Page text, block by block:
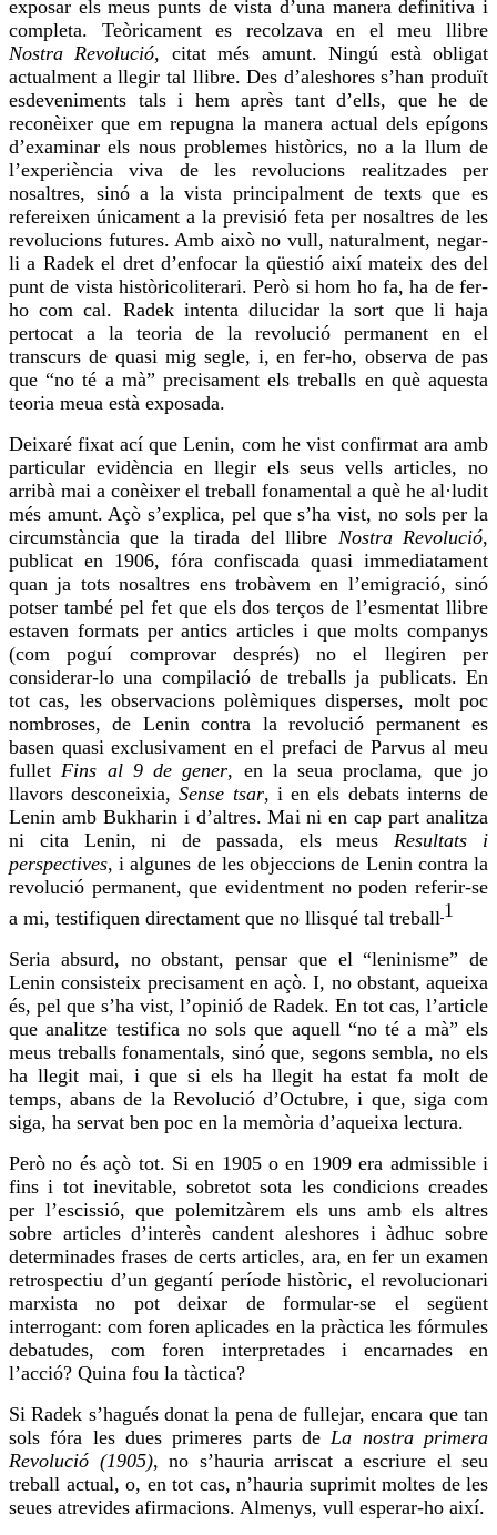
exposar els meus punts de vista d’una manera definitiva i
completa. Teòricament es recolzava en el meu llibre
Nostra Revolució, citat més amunt. Ningú està obligat
actualment a llegir tal llibre. Des d’aleshores s’han produït
esdeveniments tals i hem après tant d’ells, que he de
reconèixer que em repugna la manera actual dels epígons
d’examinar els nous problemes històrics, no a la llum de
l’experiènciaviva de les revolucions realitzades per
nosaltres, sinó a la vista principalment de texts que es
refereixen únicament a la previsió feta per nosaltres de les
revolucions futures. Amb això no vull, naturalment, negar-
li a Radek el dret d’enfocar la qüestió així mateix des del
punt de vista històricoliterari. Però si hom ho fa, ha de fer-
ho com cal. Radek intenta dilucidar la sort que li haja
pertocat a la teoria de la revolució permanent en el
transcurs de quasi mig segle, i, enfer-ho, observa de pas
que “no té a mà” precisament els treballs en què aquesta
teoria meua està exposada.
Deixaré fixat ací que Lenin, com he vist confirmat ara amb
particular evidència en llegir els seus vells articles, no
arribà mai a conèixer el treball fonamental a què he al·ludit
més amunt. Açò s’explica, pel que s’ha vist, no sols per la
circumstància que la tirada del llibre Nostra Revolució,
publicat en 1906, fóra confiscada quasi immediatament
quan ja tots nosaltres ens trobàvem en l’emigració, sinó
potser també pel fet que els dos terços de l’esmentat llibre
estaven formats per antics articles i que molts companys
(com poguí comprovar després) noel llegirenper
considerar-lo una compilació de treballs ja publicats. En
tot cas, les observacions polèmiques disperses, molt poc
nombroses, de Lenin contra la revolució permanent es
basen quasi exclusivament en el prefaci de Parvus al meu
fulletFins al 9 de gener, en la seua proclama, que jo
llavors desconeixia,Sense tsar, i en els debats interns de
Lenin amb Bukharin i d’altres. Mai ni en cap part analitza
ni citaLenin, ni de passada, els meusResultats i
perspectives, i algunes de les objeccions de Lenin contra la
revolució permanent, que evidentment no poden referir-se
a mi, testifiquen directament que no llisqué tal treball 1
Seria absurd, no obstant, pensar que el “leninisme” de
Lenin consisteix precisament en açò. I, no obstant, aqueixa
és, pel que s’ha vist, l’opinió de Radek. En tot cas, l’article
que analitze testifica no sols que aquell “no té a mà” els
meus treballs fonamentals, sinó que, segons sembla, no els
ha llegit mai, i que si els ha llegit ha estat fa molt de
temps, abans de la Revolució d’Octubre, i que, siga com
siga, ha servat ben poc en la memòria d’aqueixa lectura.
Però no és açò tot. Si en 1905 o en 1909 era admissible i
fins i tot inevitable, sobretot sota les condicions creades
per l’escissió, que polemitzàrem els uns amb els altres
sobre articles d’interès candent aleshores i àdhuc sobre
determinades frases de certs articles, ara, en fer un examen
retrospectiu d’un gegantí període històric, el revolucionari
marxista no pot deixar de formular-se el següent
interrogant: com foren aplicades en la pràctica les fórmules
debatudes, comforen interpretades i encarnades en
l’acció? Quina fou la tàctica?
Si Radek s’hagués donat la pena de fullejar, encara que tan
sols fóra les dues primeres parts de La nostra primera
Revolució (1905), no s’hauria arriscat a escriure el seu
treball actual, o, en tot cas, n’hauria suprimit moltes de les
seues atrevides afirmacions. Almenys, vull esperar-ho així.